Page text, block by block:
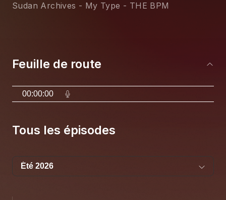
Sudan Archives - My Type - THE BPM
Feuille de route
00:00:00
Tous les épisodes